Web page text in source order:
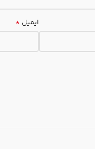
ایمیل *